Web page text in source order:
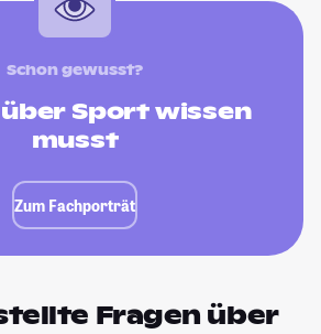
Schon gewusst?
über Sport wissen
musst
Zum Fachporträt
Fragen über